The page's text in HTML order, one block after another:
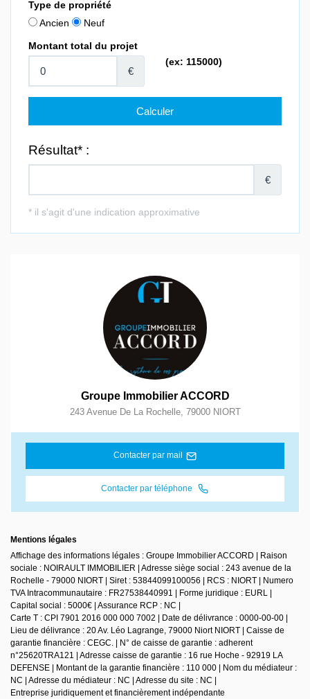
Groupe Immobilier ACCORD
243 Avenue De La Rochelle, 79000 NIORT
Contacter par mail
Contacter par téléphone
Mentions légales
Affichage des informations légales : Groupe Immobilier ACCORD | Raison
sociale : NOIRAULT IMMOBILIER | Adresse siège social : 243 avenue de la
Rochelle - 79000 NIORT | Siret : 53844099100056 | RCS : NIORT | Numero
TVA Intracommunautaire : FR27538440991 | Forme juridique : EURL |
Capital social : 5000€ | Assurance RCP : NC |
Carte T : CPI 7901 2016 000 000 7002 | Date de délivrance : 0000-00-00 |
Lieu de délivrance : 20 Av. Léo Lagrange, 79000 Niort NIORT | Caisse de
garantie financière : CEGC. | N° de caisse de garantie : adherent
n°25620TRA121 | Adresse caisse de garantie : 16 rue Hoche - 92919 LA
DEFENSE | Montant de la garantie financière : 110 000 | Nom du médiateur :
NC | Adresse du médiateur : NC | Adresse du site : NC |
Entreprise juridiquement et financièrement indépendante